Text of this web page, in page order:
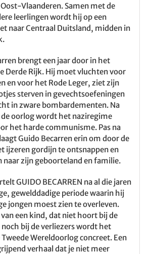
Vlaanderen. Samen met de
leerlingen wordt hij op een
naar Centraal Duitsland, midden in
brengt een jaar door in het
Derde Rijk. Hij moet vluchten voor
en voor het Rode Leger, ziet zijn
sterven in gevechtsoefeningen
in zware bombardementen. Na
de oorlog wordt het naziregime
het harde communisme. Pas na
Guido Becarren erin om door de
ijzeren gordijn te ontsnappen en
naar zijn geboorteland en familie.
GUIDO BECARREN na al die jaren
gewelddadige periode waarin hij
jongen moest zien te overleven.
een kind, dat niet hoort bij de
bij de verliezers wordt het
Wereldoorlog concreet. Een
verhaal dat je niet meer